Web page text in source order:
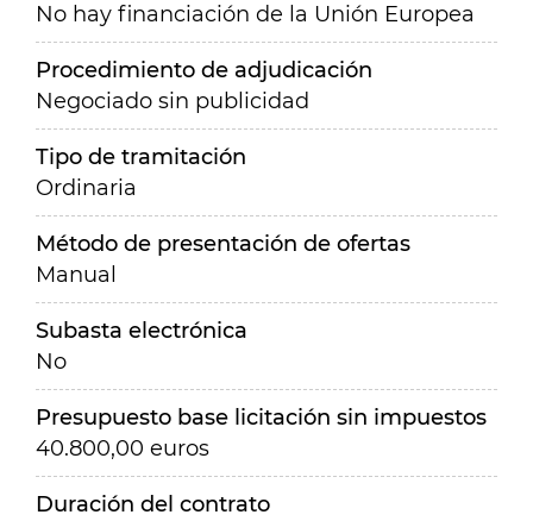
No hay financiación de la Unión Europea
Procedimiento de adjudicación
Negociado sin publicidad
Tipo de tramitación
Ordinaria
Método de presentación de ofertas
Manual
Subasta electrónica
No
Presupuesto base licitación sin impuestos
40.800,00 euros
Duración del contrato